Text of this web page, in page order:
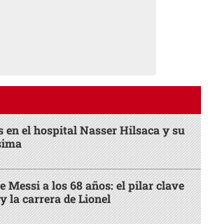
en el hospital Nasser Hilsaca y su
Messi a los 68 años: el pilar clave
la carrera de Lionel